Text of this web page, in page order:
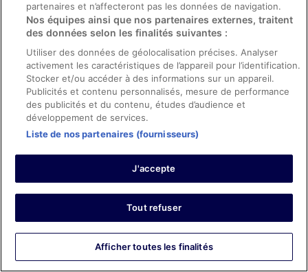
Les points forts : Propreté, personnel et service, infrastructures
et conditions de l’hébergement et confort de la chambre
Traduire avec Google
Leisure. It was a divine stay, we will return!
Séjour de 1 nuit en septembre 2025
10/10 Excellent
Les points forts : Propreté, personnel et service, équipements
et infrastructures et conditions de l’hébergement
partenaires et n’affecteront pas les données de navigation.
Nos équipes ainsi que nos partenaires externes, traitent
des données selon les finalités suivantes :
Utiliser des données de géolocalisation précises. Analyser
activement les caractéristiques de l’appareil pour l’identification.
Stocker et/ou accéder à des informations sur un appareil.
Publicités et contenu personnalisés, mesure de performance
des publicités et du contenu, études d’audience et
développement de services.
Liste de nos partenaires (fournisseurs)
J'accepte
Tout refuser
Afficher toutes les finalités